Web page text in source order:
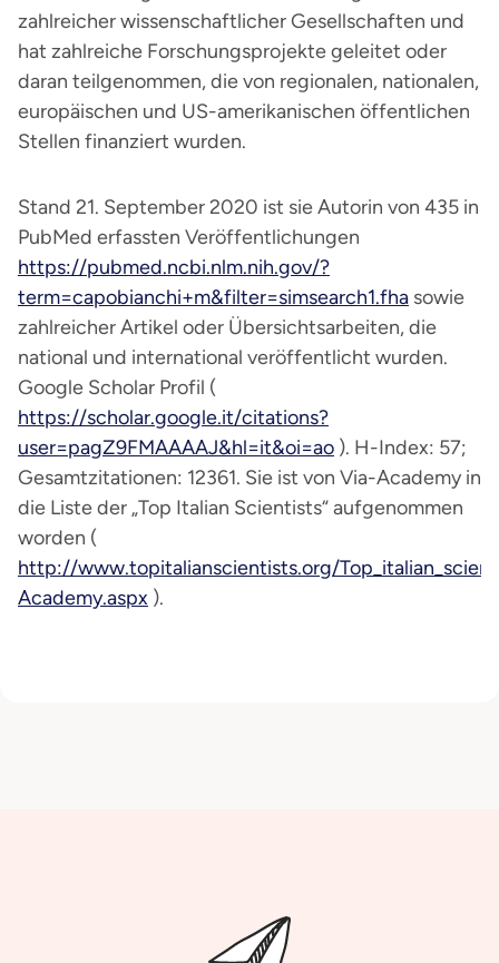
zahlreicher wissenschaftlicher Gesellschaften und
hat zahlreiche Forschungsprojekte geleitet oder
daran teilgenommen, die von regionalen, nationalen,
europäischen und US-amerikanischen öffentlichen
Stellen finanziert wurden.
Stand 21. September 2020 ist sie Autorin von 435 in
PubMed erfassten Veröffentlichungen
https://pubmed.ncbi.nlm.nih.gov/?
term=capobianchi+m&filter=simsearch1.fha sowie
zahlreicher Artikel oder Übersichtsarbeiten, die
national und international veröffentlicht wurden.
Google Scholar Profil (
https://scholar.google.it/citations?
user=pagZ9FMAAAAJ&hl=it&oi=ao ). H-Index: 57;
Gesamtzitationen: 12361. Sie ist von Via-Academy in
die Liste der „Top Italian Scientists“ aufgenommen
worden (
http://www.topitalianscientists.org/
Academy.aspx ).